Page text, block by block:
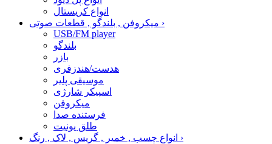
انواع کریستال
›
USB/FM player
بلندگو
بازر
هدست/هندزفری
موسیقی پلیر
اسپیکر شارژی
میکروفن
فرستنده صدا
طلق یونیت
›